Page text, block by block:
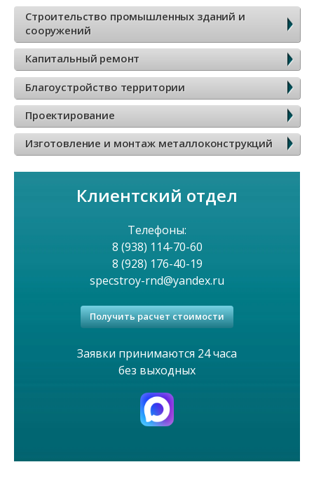
Б
о
к
о
в
о
Строительство промышленных зданий и
сооружений
Капитальный ремонт
Благоустройство территории
Проектирование
Изготовление и монтаж металлоконструкций
Клиентский отдел
Телефоны:
8 (938) 114-70-60
8 (928) 176-40-19
specstroy-rnd@yandex.ru
Получить расчет стоимости
Заявки принимаются 24 часа
без выходных